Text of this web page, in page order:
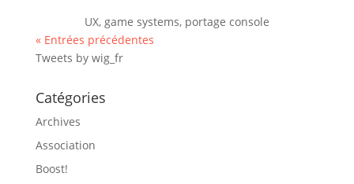
UX, game systems, portage console
« Entrées précédentes
Tweets by wig_fr
Catégories
Archives
Association
Boost!